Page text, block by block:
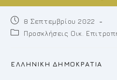
Post
published:
8 Σεπτεμβρίου 2022
PostΠροσκλήσεις Οικ.
ΕΛΛΗΝΙΚΗ ΔΗΜΟΚΡΑΤΙΑ